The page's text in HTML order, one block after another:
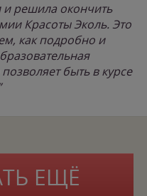
и решила окончить
Красоты Эколь. Это
как подробно и
быть в курсе
ЕЩЁ